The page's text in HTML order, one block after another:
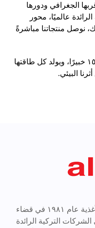
الجغرافي ودورها
عالميًا، محور
نوصل منتجاتنا مباشرةً
يعمل في منشأتنا فريق من حوالي ١٥٠ خبيرًا، ويولد كل طاقتها
البيئي.
تأسست شركة ألتون للأغذية عام ١٩٨١ في قضاء
التركية الرائدة